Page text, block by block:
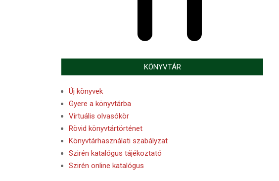
KÖNYVTÁR
Új könyvek
Gyere a könyvtárba
Virtuális olvasókör
Rövid könyvtártörténet
Könyvtárhasználati szabályzat
Szirén katalógus tájékoztató
Szirén online katalógus